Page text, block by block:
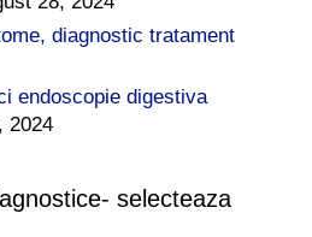
diagnostic tratament
endoscopie digestiva
2024
selecteaza